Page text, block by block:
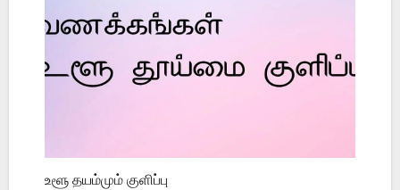
உளூ தயம்மும் குளிப்பு